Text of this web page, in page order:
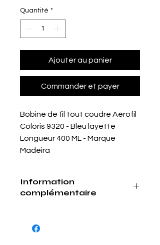
Quantité *
Ajouter au panier
Commander et payer
Bobine de fil tout coudre Aérofil
Coloris 9320 - Bleu layette
Longueur 400 ML - Marque
Madeira
Information
complémentaire